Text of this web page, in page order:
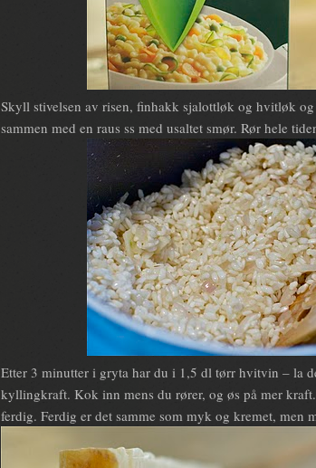
Skyll stivelsen av risen, finhakk sjalottløk og hvitløk
sammen med en raus ss med usaltet smør. Rør hele
Etter 3 minutter i gryta har du i 1,5 dl tørr hvitvin – la
kyllingkraft. Kok inn mens du rører, og øs på mer
ferdig. Ferdig er det samme som myk og kremet, men